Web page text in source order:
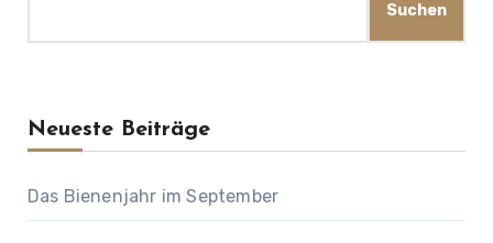
Suchen
Neueste Beiträge
Das Bienenjahr im September